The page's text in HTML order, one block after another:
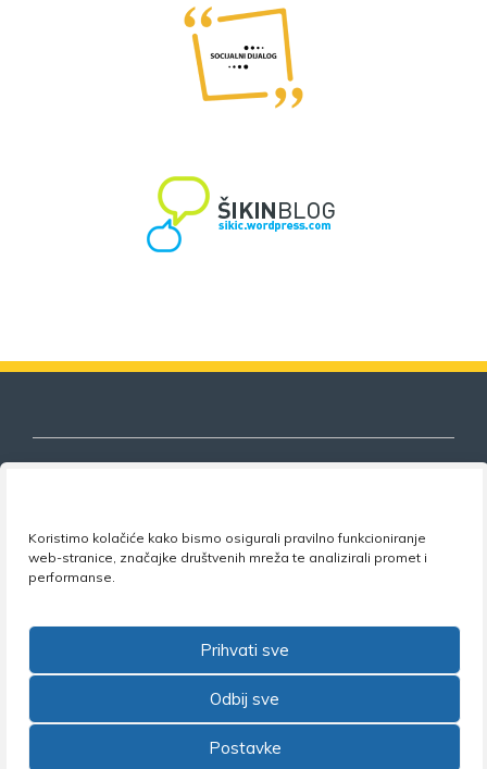
Koristimo kolačiće kako bismo osigurali pravilno funkcioniranje
web-stranice, značajke društvenih mreža te analizirali promet i
performanse.
Prihvati sve
Odbij sve
Postavke
Nezavisni sindikat znanosti i visokog
obrazovanja
Zagreb •Tel: +385 1 4847 337 •Email: uprava@nsz.hr